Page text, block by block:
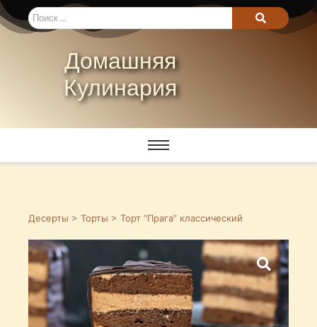
Домашняя
Кулинария
Десерты > Торты > Торт “Прага” классический